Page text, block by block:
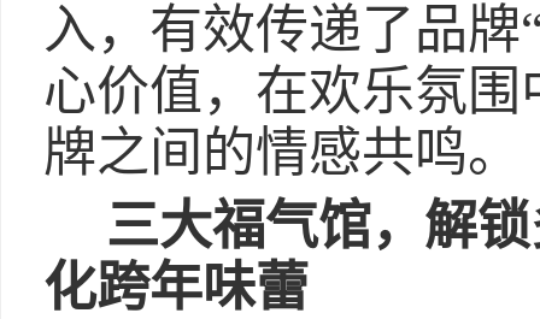
入，有效传递了品
心价值，在欢乐氛
牌之间的情感共鸣。
三大福气馆，解
化跨年味蕾